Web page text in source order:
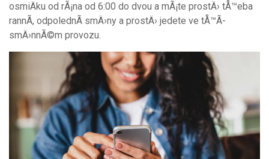
osmiÄku od rÃ¡na od 6:00 do dvou a mÃ¡te prostÄ› tÅ™eba
rannÃ­, odpolednÃ­ smÄ›ny a prostÄ› jedete ve tÅ™Ã­
smÄ›nnÃ©m provozu.